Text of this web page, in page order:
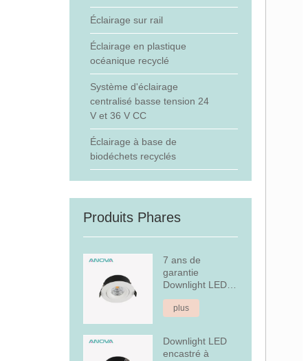
Éclairage sur rail
Éclairage en plastique
océanique recyclé
Système d'éclairage
centralisé basse tension 24
V et 36 V CC
Éclairage à base de
biodéchets recyclés
Produits Phares
7 ans de
garantie
Downlight LED
encastré à
intensité variable
plus
Downlight LED
encastré à